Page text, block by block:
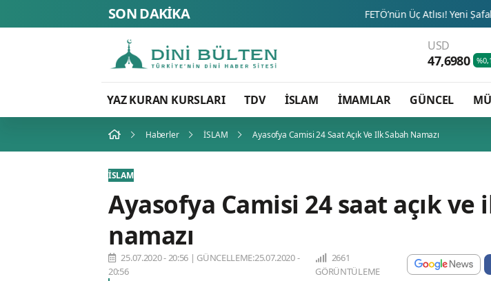
SON DAKİKA FETÖ’nün Üç Atlısı! Yeni Şafak’ın sorusunu
USD
47,6980
YAZ KURAN KURSLARI TDV İSLAM İMAMLAR GÜNCEL
Haberler İSLAM Ayasofya Camisi 24 Saat Açık Ve Ilk Sabah Namazı
İSLAM
Ayasofya Camisi 24 saat açık ve
namazı
25.07.2020 - 20:56 | GÜNCELLEME:25.07.2020 -
20:56
2661
GÖRÜNTÜLEME